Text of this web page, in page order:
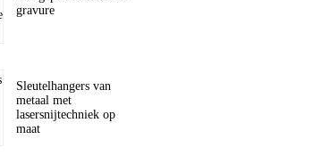
gravure
Sleutelhangers van
metaal met
lasersnijtechniek op
maat